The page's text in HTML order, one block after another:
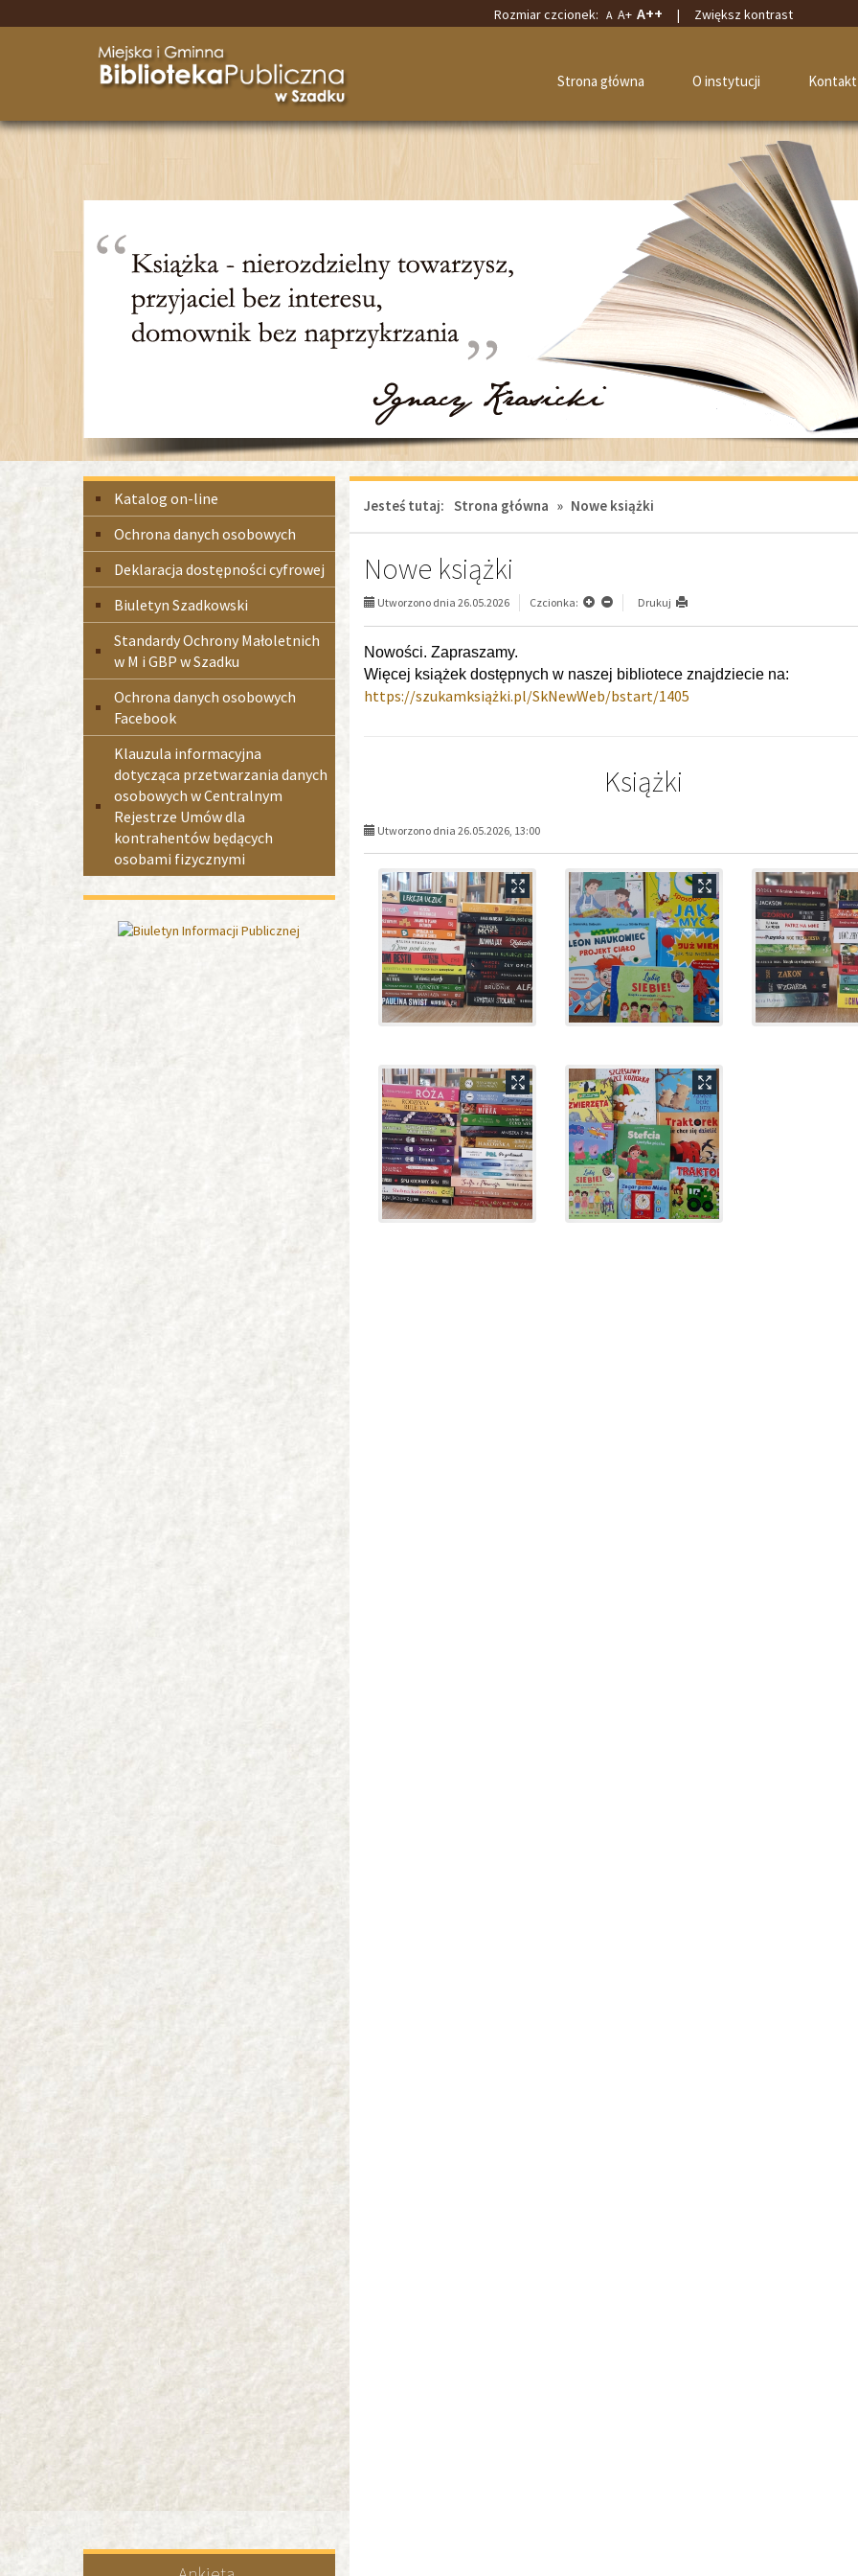
Rozmiar czcionek: A A+ A++ | Zwiększ kontrast
Miejska
i
Strona główna O instytucji Kontakt
Jesteś tutaj: Strona główna » Nowe książki
Nowe książki
Utworzono dnia 26.05.2026 Czcionka: Drukuj
Nowości. Zapraszamy.
Wię­cej ksią­żek dostępnych w naszej bibliotece znajdziecie na:
https://szukamksiążki.pl/SkNewWeb/bstart/1405
Książki
Utworzono dnia 26.05.2026, 13:00
Menu
boczne
Katalog on-line
Ochrona danych osobowych
Deklaracja dostępności cyfrowej
Biuletyn Szadkowski
Standardy Ochrony Małoletnich
w M i GBP w Szadku
Ochrona danych osobowych
Facebook
Klauzula informacyjna
dotycząca przetwarzania danych
osobowych w Centralnym
Rejestrze Umów dla
kontrahentów będących
osobami fizycznymi